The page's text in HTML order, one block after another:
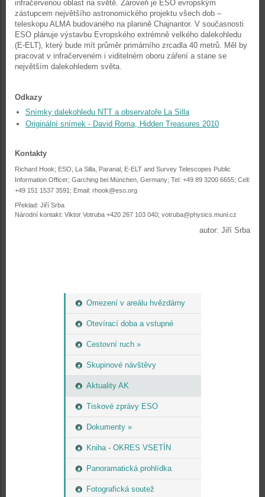
Omezení v areálu hvězdárny
Otevírací doba a vstupné
Cestovní ruch »
Skupinové návštěvy
Aktuality AK
Tiskové zprávy ESO
Dokumenty »
Kniha - OKRES VSETÍN
Panoramatická prohlídka
Fotografická soutež
infračervenou oblast na světě. Zároveň je ESO evropským
zástupcem největšího astronomického projektu všech dob –
teleskopu ALMA budovaného na planině Chajnantor. V současnosti
ESO plánuje výstavbu Evropského extrémně velkého dalekohledu
(E-ELT), který bude mít průměr primárního zrcadla 40 metrů. Měl by
pracovat v infračerveném i viditelném oboru záření a stane se
největším dalekohledem světa.
Odkazy
Snímky dalekohledu NTT a observatoře La Silla
Originální snímek - David Roma, Hidden Treasures 2010
Kontakty
Richard Hook; ESO, La Silla, Paranal, E-ELT and Survey Telescopes Public
Information Officer; Garching bei München, Germany; Tel: +49 89 3200 6655; Cell:
+49 151 1537 3591; Email: rhook@eso.org
Překlad: Jiří Srba
Národní kontakt: Viktor Votruba +420 267 103 040; votruba@physics.muni.cz
autor: Jiří Srba